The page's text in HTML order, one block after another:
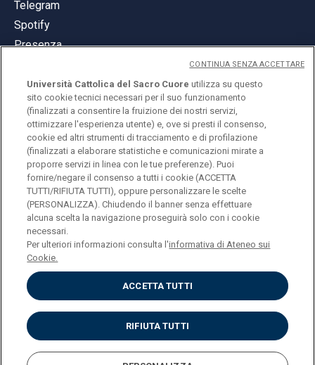
Telegram
Spotify
Presenza
© Università Cattolica del Sacro Cuore
Largo A. Gemelli 1, 20123 Milano
PI 02133120150
ENGLISH
Privacy
Accessibilità
Cookies
Impostazione Cookies
Università Cattolica del Sacro Cuore utilizza su questo
sito cookie tecnici necessari per il suo funzionamento
(finalizzati a consentire la fruizione dei nostri servizi,
ottimizzare l'esperienza utente) e, ove si presti il consenso,
cookie ed altri strumenti di tracciamento e di profilazione
(finalizzati a elaborare statistiche e comunicazioni mirate a
proporre servizi in linea con le tue preferenze). Puoi
fornire/negare il consenso a tutti i cookie (ACCETTA
TUTTI/RIFIUTA TUTTI), oppure personalizzare le scelte
(PERSONALIZZA). Chiudendo il banner senza effettuare
alcuna scelta la navigazione proseguirà solo con i cookie
necessari.
Per ulteriori informazioni consulta l'informativa di Ateneo sui
Cookie.
ACCETTA TUTTI
RIFIUTA TUTTI
CONTINUA SENZA ACCETTARE